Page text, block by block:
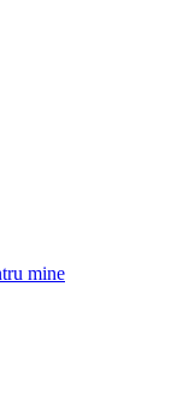
mine